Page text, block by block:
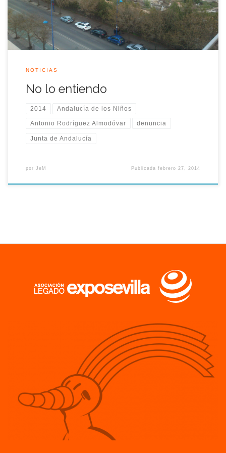
Andalucía de los Niños en 1992, a la que damos difusión: […]
NOTICIAS
No lo entiendo
2014 Andalucía de los Niños
Antonio Rodríguez Almodóvar denuncia
Junta de Andalucía
por JeM Publicadafebrero 27, 2014